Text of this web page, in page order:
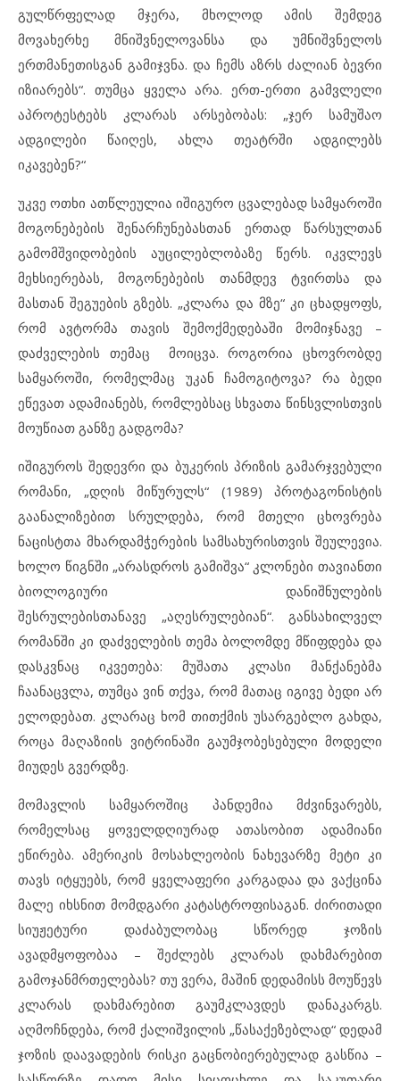
გულწრფელად მჯერა, მხოლოდ ამის შემდეგ
მოვახერხე მნიშვნელოვანსა და უმნიშვნელოს
ერთმანეთისგან გამიჯვნა. და ჩემს აზრს ძალიან ბევრი
იზიარებს“. თუმცა ყველა არა. ერთ-ერთი გამვლელი
აპროტესტებს კლარას არსებობას: „ჯერ სამუშაო
ადგილები წაიღეს, ახლა თეატრში ადგილებს
იკავებენ?“
უკვე ოთხი ათწლეულია იშიგურო ცვალებად სამყაროში
მოგონებების შენარჩუნებასთან ერთად წარსულთან
გამომშვიდობების აუცილებლობაზე წერს. იკვლევს
მეხსიერებას, მოგონებების თანმდევ ტვირთსა და
მასთან შეგუების გზებს. „კლარა და მზე“ კი ცხადყოფს,
რომ ავტორმა თავის შემოქმედებაში მომიჯნავე –
დაძველების თემაც მოიცვა. როგორია ცხოვრობდე
სამყაროში, რომელმაც უკან ჩამოგიტოვა? რა ბედი
ეწევათ ადამიანებს, რომლებსაც სხვათა წინსვლისთვის
მოუწიათ განზე გადგომა?
იშიგუროს შედევრი და ბუკერის პრიზის გამარჯვებული
რომანი, „დღის მიწურულს“ (1989) პროტაგონისტის
გაანალიზებით სრულდება, რომ მთელი ცხოვრება
ნაცისტთა მხარდამჭერების სამსახურისთვის შეულევია.
ხოლო წიგნში „არასდროს გამიშვა“ კლონები თავიანთი
ბიოლოგიური დანიშნულების
შესრულებისთანავე „აღესრულებიან“. განსახილველ
რომანში კი დაძველების თემა ბოლომდე მწიფდება და
დასკვნაც იკვეთება: მუშათა კლასი მანქანებმა
ჩაანაცვლა, თუმცა ვინ თქვა, რომ მათაც იგივე ბედი არ
ელოდებათ. კლარაც ხომ თითქმის უსარგებლო გახდა,
როცა მაღაზიის ვიტრინაში გაუმჯობესებული მოდელი
მიუდეს გვერდზე.
მომავლის სამყაროშიც პანდემია მძვინვარებს,
რომელსაც ყოველდღიურად ათასობით ადამიანი
ეწირება. ამერიკის მოსახლეობის ნახევარზე მეტი კი
თავს იტყუებს, რომ ყველაფერი კარგადაა და ვაქცინა
მალე იხსნით მომდგარი კატასტროფისაგან. ძირითადი
სიუჟეტური დაძაბულობაც სწორედ ჯოზის
ავადმყოფობაა – შეძლებს კლარას დახმარებით
გამოჯანმრთელებას? თუ ვერა, მაშინ დედამისს მოუწევს
კლარას დახმარებით გაუმკლავდეს დანაკარგს.
აღმოჩნდება, რომ ქალიშვილის „წასაქეზებლად“ დედამ
ჯოზის დაავადების რისკი გაცნობიერებულად გასწია –